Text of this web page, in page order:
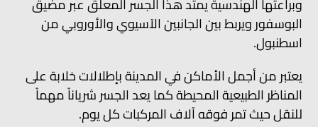
وبراعتها الهندسية يمتد هذا الجسر المعلق عبر مضيق
البوسفور ويربط بين الجانبين الآسيوي والأوروبي من
اسطنبول.
يعتبر من أجمل الأماكن في المدينة بإطلالات خلابة على
المناظر الطبيعية المحيطة كما يعد الجسر شرياناً مهماً
للنقل حيث تمر فوقه آلاف المركبات كل يوم.